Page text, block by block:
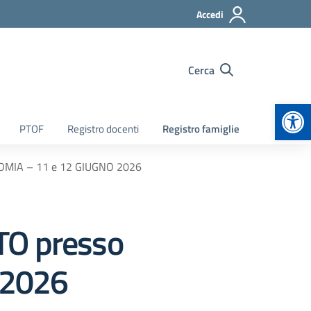
Accedi
Cerca
PTOF Registro docenti Registro famiglie
– 11 e 12 GIUGNO 2026
presso